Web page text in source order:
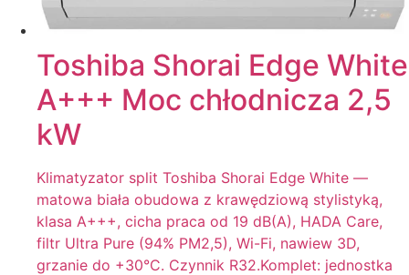
Toshiba Shorai Edge White
A+++ Moc chłodnicza 2,5
kW
Klimatyzator split Toshiba Shorai Edge White —
matowa biała obudowa z krawędziową stylistyką,
klasa A+++, cicha praca od 19 dB(A), HADA Care,
filtr Ultra Pure (94% PM2,5), Wi-Fi, nawiew 3D,
grzanie do +30°C. Czynnik R32.Komplet: jednostka